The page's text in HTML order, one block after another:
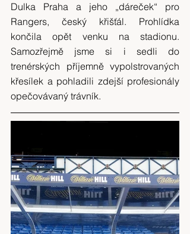
Dulka Praha a jeho „dáreček“ pro
Rangers, český křišťál. Prohlídka
končila opět venku na stadionu.
Samozřejmě jsme si i sedli do
trenérských příjemně vypolstrovaných
křesílek a pohladili zdejší profesionály
opečovávaný trávník.